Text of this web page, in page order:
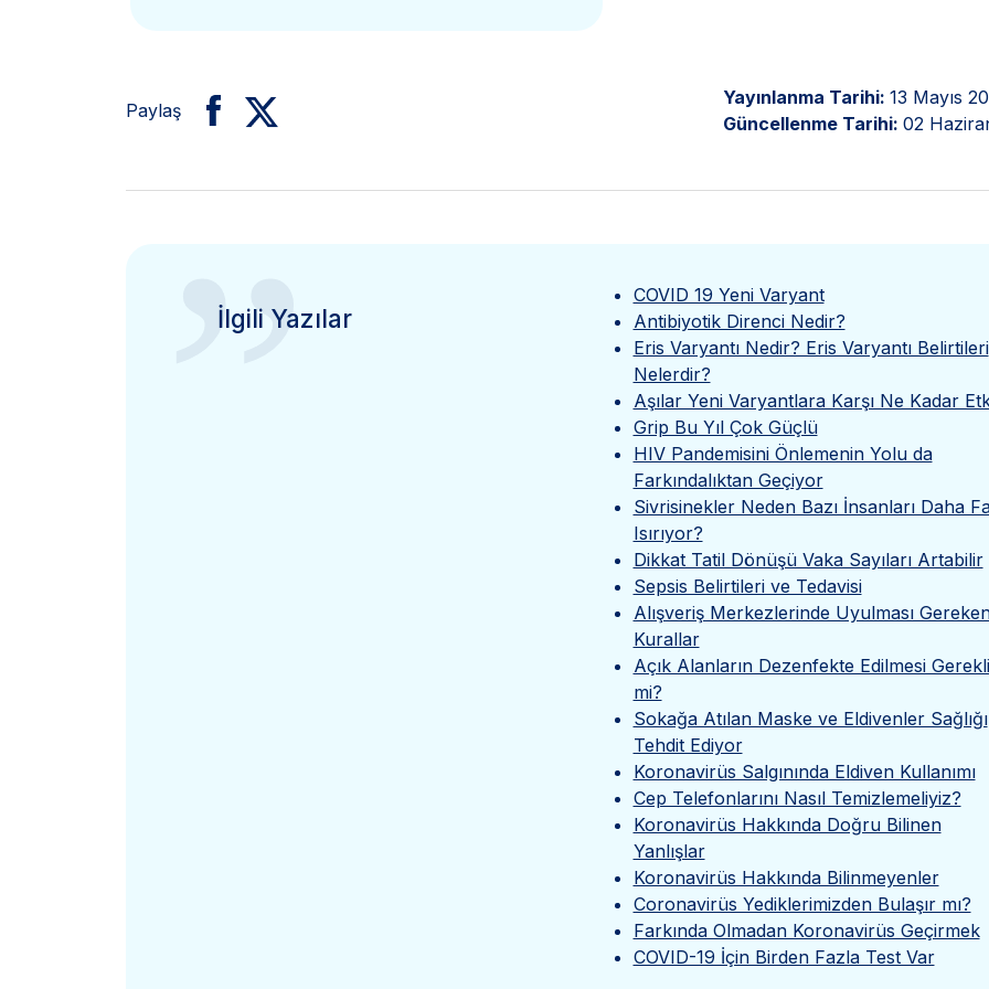
Paylaş
Yayınlanma Tarihi: 13 Mayıs
Güncellenme Tarihi: 02
”
İlgili Yazılar
COVID 19 Yeni Varyant
Antibiyotik Direnci Nedir?
Eris Varyantı Nedir? Eris Varyantı Belirtileri
Nelerdir?
Aşılar Yeni Varyantlara Karşı Ne Kadar
Grip Bu Yıl Çok Güçlü
HIV Pandemisini Önlemenin Yolu da
Farkındalıktan Geçiyor
Sivrisinekler Neden Bazı İnsanları Daha
Isırıyor?
Dikkat Tatil Dönüşü Vaka Sayıları Artabilir
Sepsis Belirtileri ve Tedavisi
Alışveriş Merkezlerinde Uyulması
Kurallar
Açık Alanların Dezenfekte Edilmesi Gerekli
mi?
Sokağa Atılan Maske ve Eldivenler Sağlığı
Tehdit Ediyor
Koronavirüs Salgınında Eldiven Kullanımı
Cep Telefonlarını Nasıl Temizlemeliyiz?
Koronavirüs Hakkında Doğru Bilinen
Yanlışlar
Koronavirüs Hakkında Bilinmeyenler
Coronavirüs Yediklerimizden Bulaşır mı?
Farkında Olmadan Koronavirüs Geçirmek
COVID-19 İçin Birden Fazla Test Var